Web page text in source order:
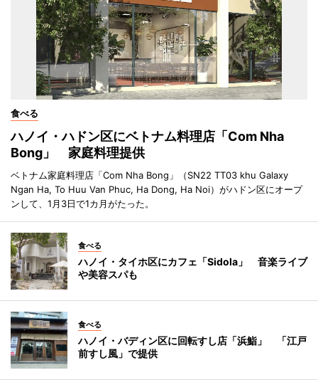
食べる
ハノイ・ハドン区にベトナム料理店「Com Nha
Bong」 家庭料理提供
ベトナム家庭料理店「Com Nha Bong」（SN22 TT03 khu Galaxy
Ngan Ha, To Huu Van Phuc, Ha Dong, Ha Noi）がハドン区にオープ
ンして、1月3日で1カ月がたった。
食べる
ハノイ・タイホ区にカフェ「Sidola」 音楽ライブ
や美容スパも
食べる
ハノイ・バディン区に回転すし店「浜鮨」 「江戸
前すし風」で提供